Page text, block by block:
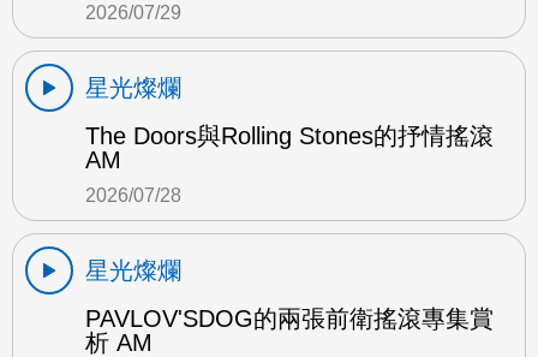
2026/07/29
星光燦爛
The Doors與Rolling Stones的抒情搖滾
AM
2026/07/28
星光燦爛
PAVLOV'SDOG的兩張前衛搖滾專集賞
析 AM